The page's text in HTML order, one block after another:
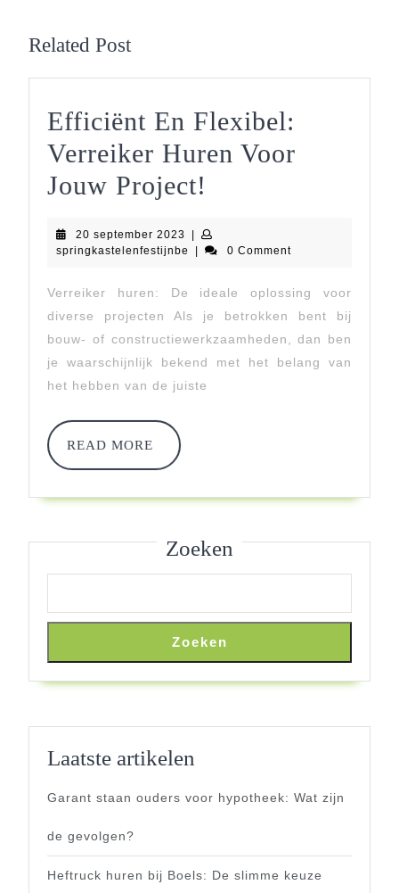
Related Post
Efficiënt En Flexibel:
Verreiker Huren Voor
Jouw Project!
Flexibel:
Verreiker
Huren
Voor
Jouw
20 september 2023 20
september
|
springkastelenfestijnbe springkastelenfestijnbe
| 0 Comment
Verreiker huren: De ideale oplossing voor
diverse projecten Als je betrokken bent bij
bouw- of constructiewerkzaamheden, dan ben
je waarschijnlijk bekend met het belang van
het hebben van de juiste
READ MORE
READ
MORE
Zoeken
Zoeken
Laatste artikelen
Garant staan ouders voor hypotheek: Wat zijn
de gevolgen?
Heftruck huren bij Boels: De slimme keuze